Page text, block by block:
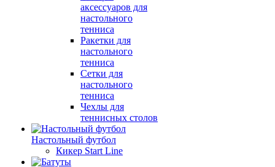
аксессуаров для
настольного
тенниса
Ракетки для
настольного
тенниса
Сетки для
настольного
тенниса
Чехлы для
теннисных столов
Настольный футбол
Кикер Start Line